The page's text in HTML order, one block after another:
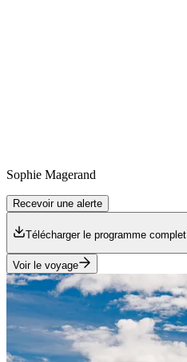
Sophie Magerand
Recevoir une alerte
Télécharger le programme complet
Voir le voyage